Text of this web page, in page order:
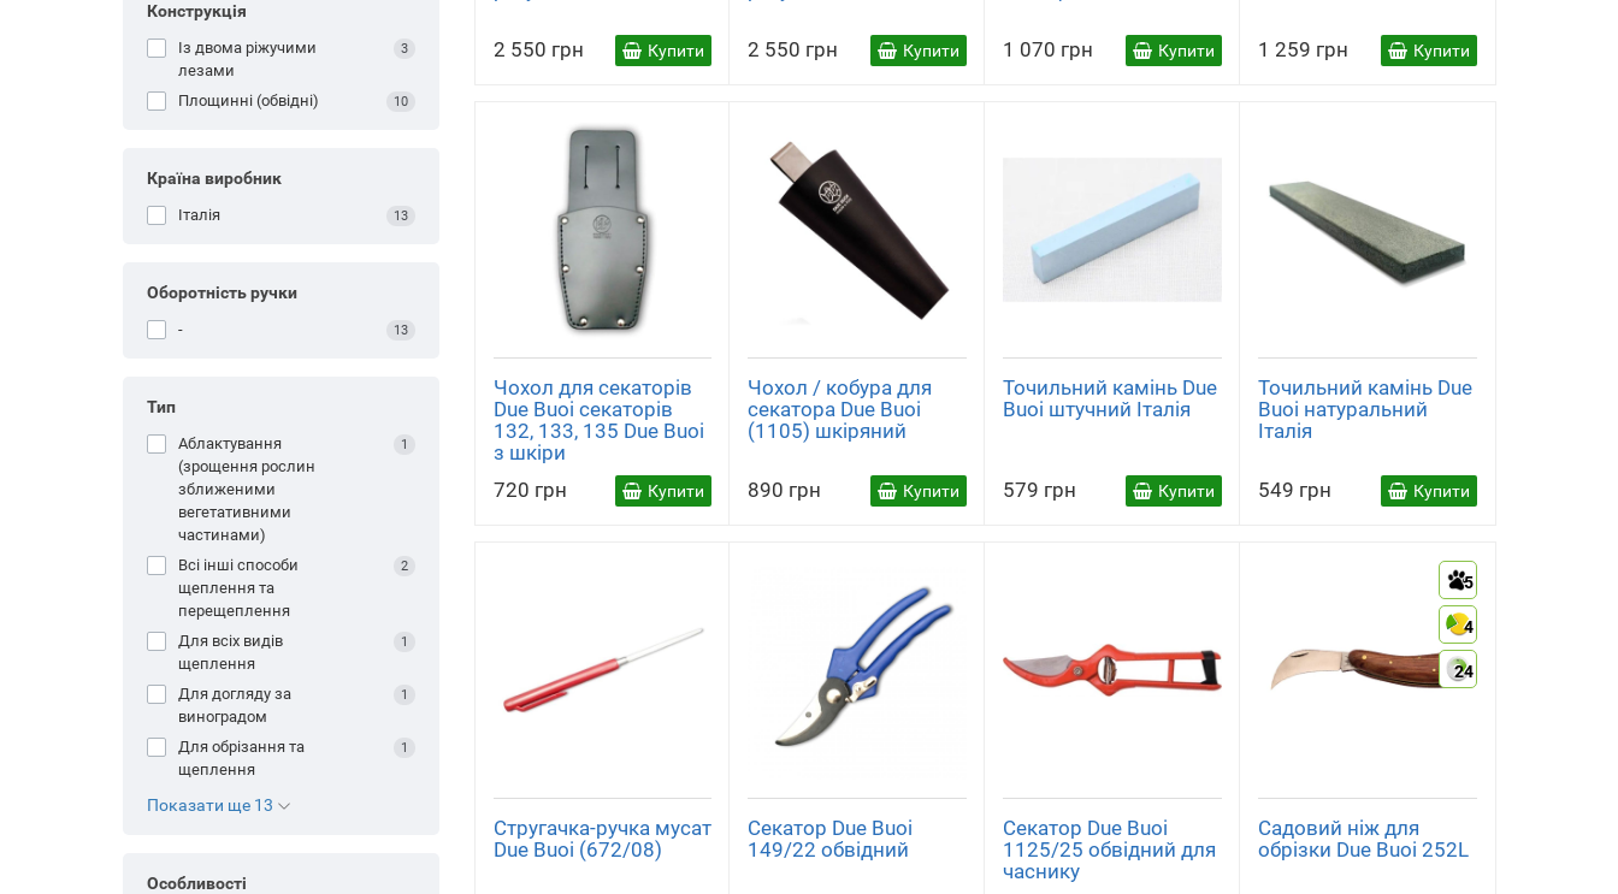
Конструкція
Із двома ріжучими
лезами
3
Площинні (обвідні) 10
Країна виробник
Італія 13
Оборотність ручки
- 13
Тип
аблактування
(зрощення рослин
зближеними
вегетативними
частинами)
1
всі інші способи
щеплення та
перещеплення
2
для всіх видів
щеплення
1
для догляду за
виноградом
1
для обрізання та
щеплення
1
Показати ще 13
Особливості
(2)
З ковадлом
(1)
2 550 грн Купити 2 550 грн Купити 1 070 грн Купити 1 259 грн Купити
Чохол для секаторів
Due Buoi секаторів
132, 133, 135 Due Buoi
з шкіри
720 грн
Купити
Чохол / кобура для
секатора Due Buoi
(1105) шкіряний
890 грн Купити
Точильний камінь Due
Buoi штучний Італія
579 грн Купити
Точильний камінь Due
Buoi натуральний
Італія
549 грн Купити
Стругачка-ручка мусат
Due Buoi (672/08)
Секатор Due Buoi
149/22 обвідний
Секатор Due Buoi
1125/25 обвідний для
часнику
5
4
24
Садовий ніж для
обрізки Due Buoi 252L